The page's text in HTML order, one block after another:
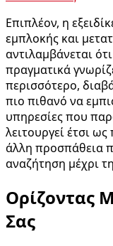
Επιπλέον, η
εμπλοκής και
αντιλαμβάνεται
πραγματικά
περισσότερο,
πιο πιθανό να
υπηρεσίες που
λειτουργεί έτσι
άλλη προσπάθεια
αναζήτηση μέχρι
Ορίζοντας
Σας